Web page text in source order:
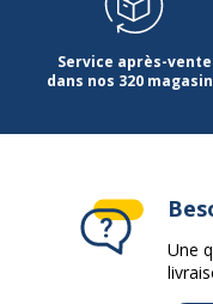
Service après-vente
dans nos 320
Une